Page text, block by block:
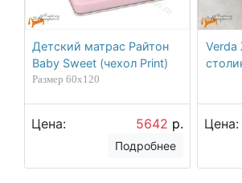
Детский матрас Райтон
Baby Sweet (чехол Print)
Размер 60х120
Цена: 5642 р.
Подробнее
Цена: